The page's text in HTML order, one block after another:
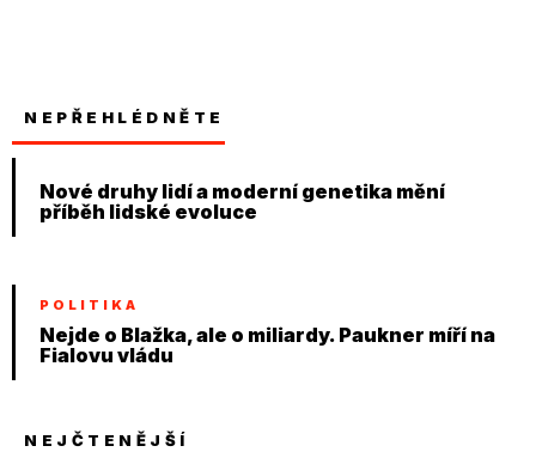
NEPŘEHLÉDNĚTE
Nové druhy lidí a moderní genetika mění
příběh lidské evoluce
POLITIKA
Nejde o Blažka, ale o miliardy. Paukner míří na
Fialovu vládu
NEJČTENĚJŠÍ